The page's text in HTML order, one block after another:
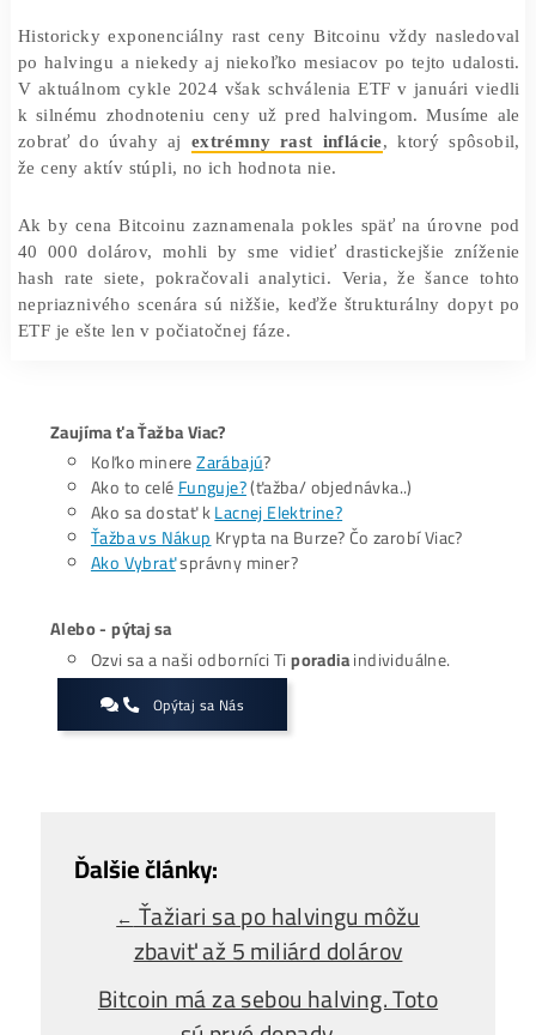
pokles predajného tlaku zo strany minerov v
zníženia blokových odmien po tejto udalosti už
významným faktorom. Veria, žekaždý cyklus má
špecifikáa aj tentokrát to budú úplne nové
budú hnať cenu nahor.
po halvingu a niekedy aj niekoľko mesiacov po tejto
V aktuálnom cykle 2024 však schválenia ETF v januári
k silnému zhodnoteniu ceny už pred halvingom.
zobrať do úvahy ajextrémny rast inflácie
Ak by cena Bitcoinu zaznamenala pokles späť na
40 000 dolárov, mohli by sme vidieť drastickejšie
hash rate siete, pokračovali analytici. Veria, že šance
nepriaznivého scenára sú nižšie, keďže štrukturálny
ETF je ešte len v počiatočnej fáze.
Zaujíma ťa Ťažba Viac?
Koľko minereZarábajú
Ako to celéFunguje?
Ako sa dostať kLacnej Elektrine?
Alebo - pýtaj sa
Ozvi sa a naši odborníci Tiporadiaindividuálne.
Opýtaj sa Nás